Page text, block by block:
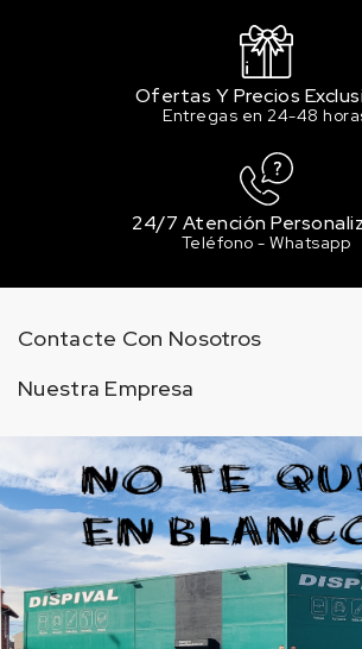
Ofertas Y Precios
Entregas en 24-48
24/7 Atención
Teléfono - Whatsapp
Contacte Con Nosotros
Nuestra Empresa